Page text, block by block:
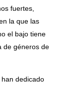
fuertes,
la que las
el bajo tiene
de géneros de
dedicado